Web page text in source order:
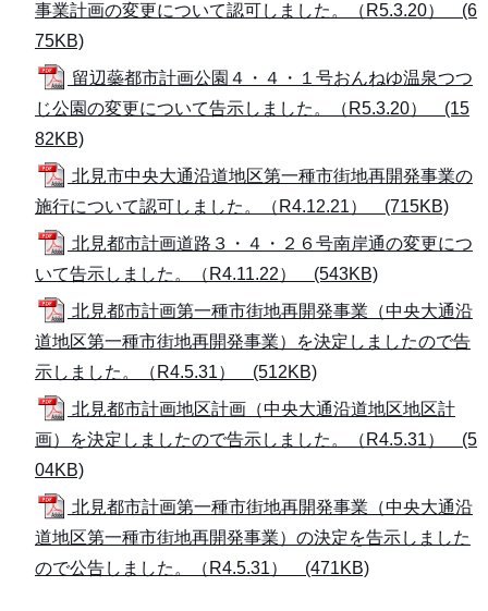
事業計画の変更について認可しました。（R5.3.20） (6
75KB)
留辺蘂都市計画公園４・４・１号おんねゆ温泉つつ
じ公園の変更について告示しました。（R5.3.20） (15
82KB)
北見市中央大通沿道地区第一種市街地再開発事業の
施行について認可しました。（R4.12.21） (715KB)
北見都市計画道路３・４・２６号南岸通の変更につ
いて告示しました。（R4.11.22） (543KB)
北見都市計画第一種市街地再開発事業（中央大通沿
道地区第一種市街地再開発事業）を決定しましたので告
示しました。（R4.5.31） (512KB)
北見都市計画地区計画（中央大通沿道地区地区計
画）を決定しましたので告示しました。（R4.5.31） (5
04KB)
北見都市計画第一種市街地再開発事業（中央大通沿
道地区第一種市街地再開発事業）の決定を告示しました
ので公告しました。（R4.5.31） (471KB)